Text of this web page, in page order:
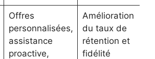
Offres
personnalisées,
assistance
proactive,
Amélioration
du taux de
rétention et
fidélité